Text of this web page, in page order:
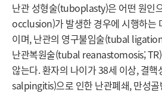
난관 성형술(tuboplasty)은 어떤 원인
occlusion)가 발생한 경우에 시행하는
이며, 난관의 영구불임술(tubal
난관복원술(tubal reanastomosis;
않는다. 환자의 나이가 38세 이상, 결
salpingitis)으로 인한 난관폐쇄, 만성골